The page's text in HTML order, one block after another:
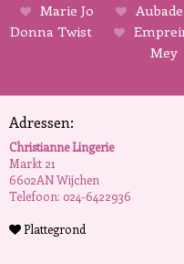
Marie Jo Aubade
Donna Twist
Mey
Adressen:
Christianne Lingerie
Markt 21
6602AN Wijchen
Telefoon: 024-6422936
Plattegrond